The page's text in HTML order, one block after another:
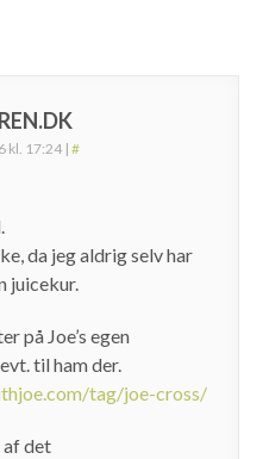
kl. 17:24 | #
da jeg aldrig selv har
juicekur.
på Joe’s egen
til ham der.
tag/joe-cross/
af det